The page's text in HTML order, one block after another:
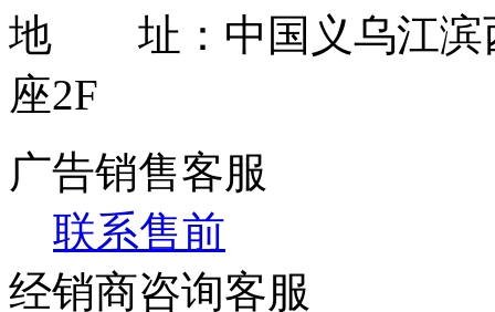
地 址：中国义乌江滨
座2F
广告销售客服
联系售前
经销商咨询客服